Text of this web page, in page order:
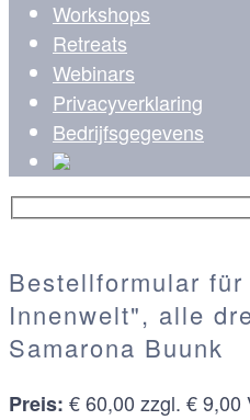
Workshops
Retreats
Webinars
Privacyverklaring
Bedrijfsgegevens
Bestellformular
Innenwelt", alle
Samarona Buunk
Preis: € 60,00 zzgl. € 9,00